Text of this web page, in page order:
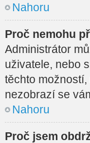
Nahoru
Proč nemohu
Administrátor
uživatele, nebo
těchto
nezobrazí se
Nahoru
Proč jsem